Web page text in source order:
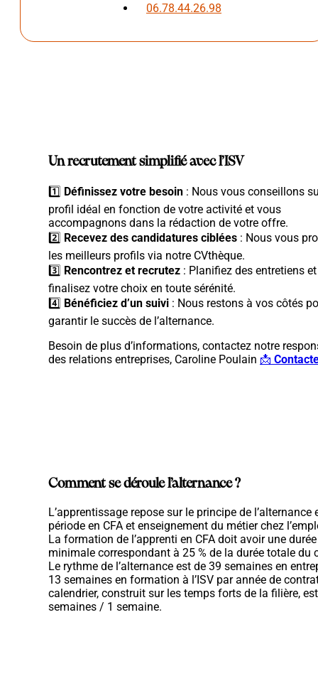
06.78.44.26.98
Un recrutement simplifié avec l’ISV
1️⃣ Définissez votre besoin : Nous vous conseillons
profil idéal en fonction de votre activité et vous
accompagnons dans la rédaction de votre offre.
2️⃣ Recevez des candidatures ciblées : Nous vous
les meilleurs profils via notre CVthèque.
3️⃣ Rencontrez et recrutez : Planifiez des entretiens et
finalisez votre choix en toute sérénité.
4️⃣ Bénéficiez d’un suivi : Nous restons à vos côtés
garantir le succès de l’alternance.
Besoin de plus d’informations, contactez notre
des relations entreprises, Caroline Poulain 📩
Comment se déroule l’alternance ?
L’apprentissage repose sur le principe de l’alternance
période en CFA et enseignement du métier chez
La formation de l’apprenti en CFA doit avoir une durée
minimale correspondant à 25 % de la durée totale du
Le rythme de l’alternance est de 39 semaines en
13 semaines en formation à l’ISV par année de
calendrier, construit sur les temps forts de la filière,
semaines / 1 semaine.